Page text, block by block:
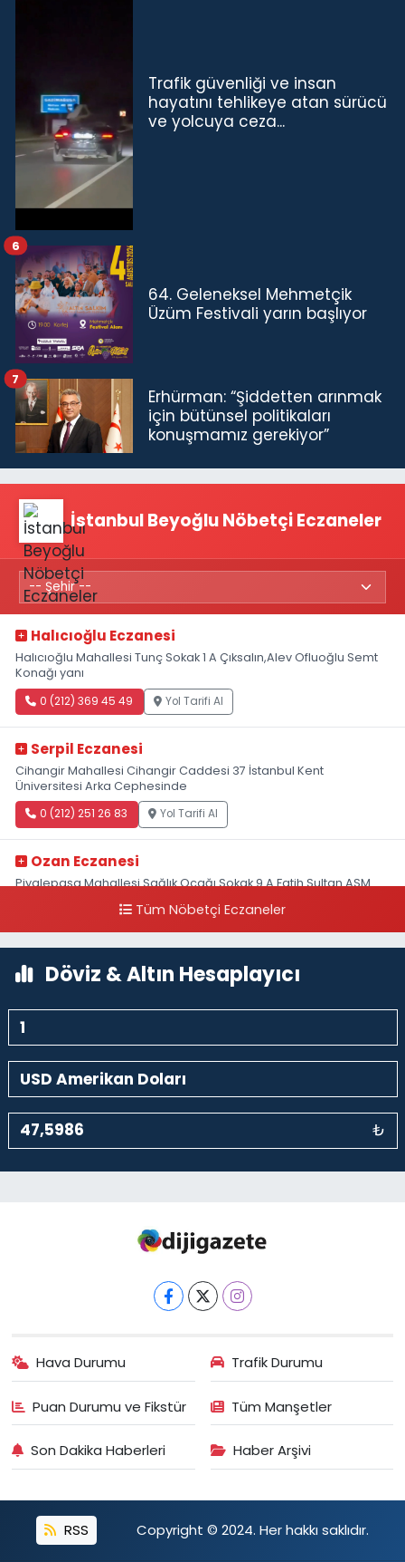
Trafik güvenliği ve insan
hayatını tehlikeye atan sürücü
ve yolcuya ceza...
64. Geleneksel Mehmetçik
Üzüm Festivali yarın başlıyor
6
Erhürman: “Şiddetten arınmak
için bütünsel politikaları
konuşmamız gerekiyor”
7
İstanbul Beyoğlu Nöbetçi Eczaneler
Halıcıoğlu Eczanesi
Halıcıoğlu Mahallesi Tunç Sokak 1 A Çıksalın,Alev Ofluoğlu Semt
Konağı yanı
0 (212) 369 45 49 Yol Tarifi Al
Serpil Eczanesi
Cihangir Mahallesi Cihangir Caddesi 37 İstanbul Kent
Üniversitesi Arka Cephesinde
0 (212) 251 26 83 Yol Tarifi Al
Ozan Eczanesi
Piyalepaşa Mahallesi Sağlık Ocağı Sokak 9 A Fatih Sultan ASM
Tüm Nöbetçi Eczaneler
Döviz & Altın Hesaplayıcı
₺
Hava Durumu Trafik Durumu
Puan Durumu ve Fikstür Tüm Manşetler
Son Dakika Haberleri Haber Arşivi
RSS Copyright © 2024. Her hakkı saklıdır.